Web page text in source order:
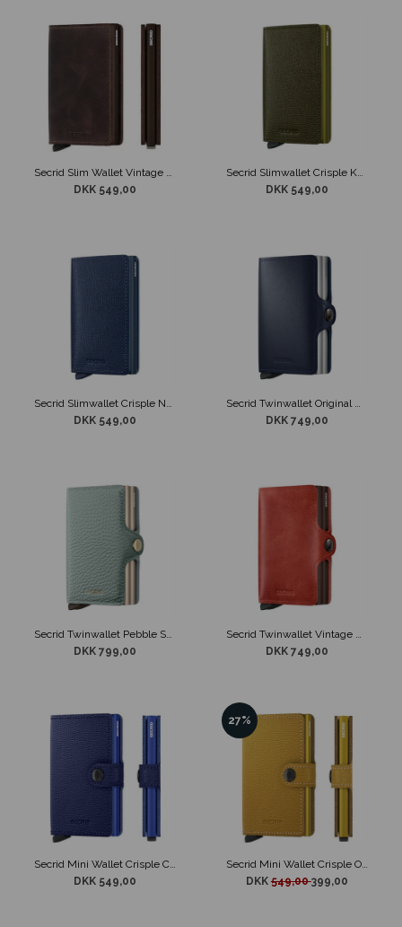
Secrid Slim Wallet Vintage Chocolate
DKK 549,00
Secrid Slimwallet Crisple Kelp
DKK 549,00
Secrid Slimwallet Crisple Navy
DKK 549,00
Secrid Twinwallet Original Navy
DKK 749,00
DKK 799,00
DKK 749,00
Secrid Mini Wallet Crisple Cobolt
DKK 549,00
27%
Secrid Mini Wallet Crisple Ochre
DKK549,00399,00